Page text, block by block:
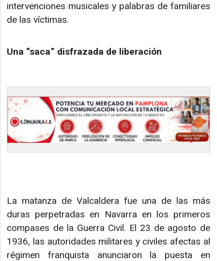
intervenciones musicales y palabras de familiares
de las víctimas.
Una “saca” disfrazada de liberación
La matanza de Valcaldera fue una de las más
duras perpetradas en Navarra en los primeros
compases de la Guerra Civil. El 23 de agosto de
1936, las autoridades militares y civiles afectas al
régimen franquista anunciaron la puesta en